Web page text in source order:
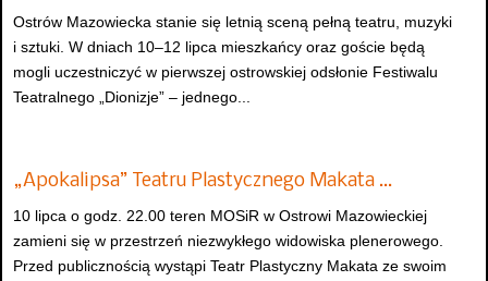
Ostrów Mazowiecka stanie się letnią sceną pełną teatru, muzyki
i sztuki. W dniach 10–12 lipca mieszkańcy oraz goście będą
mogli uczestniczyć w pierwszej ostrowskiej odsłonie Festiwalu
Teatralnego „Dionizje” – jednego...
„Apokalipsa” Teatru Plastycznego Makata …
10 lipca o godz. 22.00 teren MOSiR w Ostrowi Mazowieckiej
zamieni się w przestrzeń niezwykłego widowiska plenerowego.
Przed publicznością wystąpi Teatr Plastyczny Makata ze swoim